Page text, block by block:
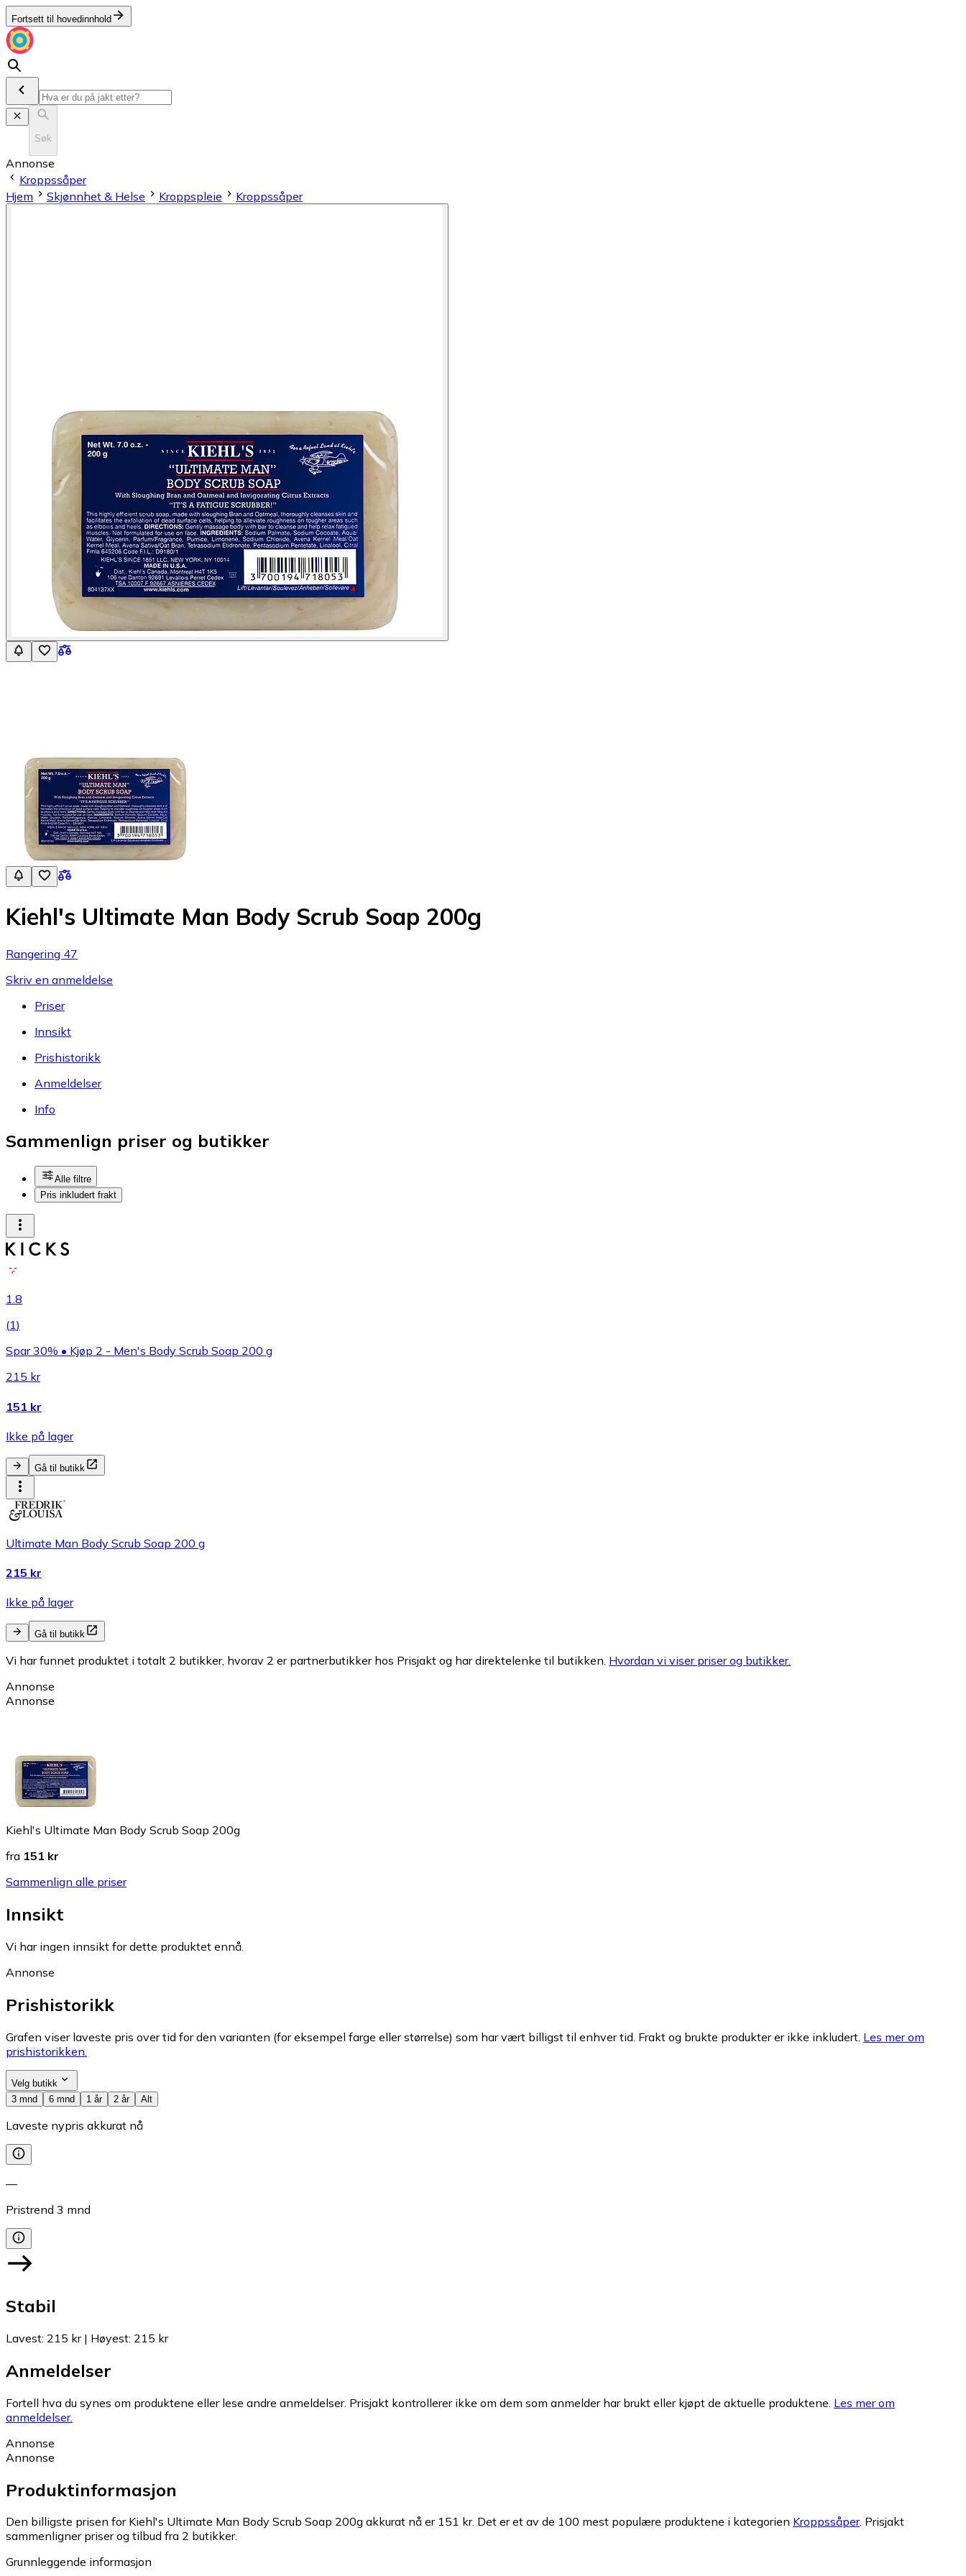
Fortsett til hovedinnhold
Søk
Annonse
Kroppssåper
Hjem
Skjønnhet & Helse Kroppspleie Kroppssåper
Kiehl's Ultimate Man Body Scrub Soap 200g
Rangering 47
Skriv en anmeldelse
Priser
Innsikt
Prishistorikk
Anmeldelser
Info
Sammenlign priser og butikker
Alle filtre
Pris inkludert frakt
1.8
(1)
Spar 30% • Kjøp 2 - Men's Body Scrub Soap 200 g
215 kr
151 kr
Ikke på lager
Gå til butikk
Ultimate Man Body Scrub Soap 200 g
215 kr
Ikke på lager
Gå til butikk
Vi har funnet produktet i totalt 2 butikker, hvorav 2 er partnerbutikker hos Prisjakt og har direktelenke til butikken. Hvordan vi viser priser og butikker.
Annonse
Annonse
Kiehl's Ultimate Man Body Scrub Soap 200g
fra 151 kr
Sammenlign alle priser
Innsikt
Vi har ingen innsikt for dette produktet ennå.
Annonse
Prishistorikk
Grafen viser laveste pris over tid for den varianten (for eksempel farge eller størrelse) som har vært billigst til enhver tid. Frakt og brukte produkter er ikke inkludert. Les mer om
prishistorikken.
Velg butikk
3 mnd
6 mnd 1 år 2 år Alt
Laveste nypris akkurat nå
—
Pristrend 3 mnd
Stabil
Lavest: 215 kr| Høyest: 215 kr
Anmeldelser
Fortell hva du synes om produktene eller lese andre anmeldelser. Prisjakt kontrollerer ikke om dem som anmelder har brukt eller kjøpt de aktuelle produktene. Les mer om
anmeldelser.
Annonse
Annonse
Produktinformasjon
Den billigste prisen for Kiehl's Ultimate Man Body Scrub Soap 200g akkurat nå er 151 kr. Det er et av de 100 mest populære produktene i kategorien Kroppssåper. Prisjakt
sammenligner priser og tilbud fra 2 butikker.
Grunnleggende informasjon